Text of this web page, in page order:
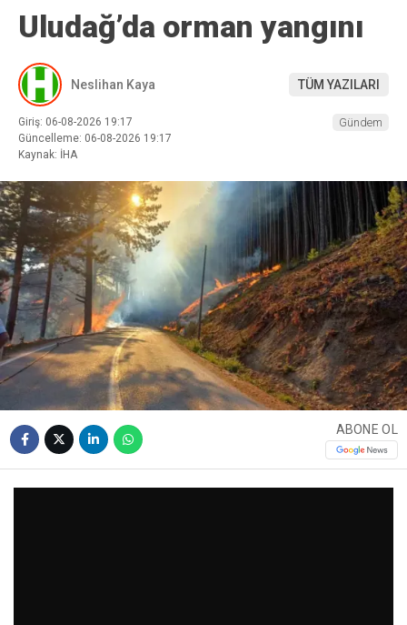
Uludağ’da orman yangını
Neslihan Kaya TÜM YAZILARI
Giriş: 06-08-2026 19:17
Güncelleme: 06-08-2026 19:17
Kaynak: İHA
Gündem
ABONE OL